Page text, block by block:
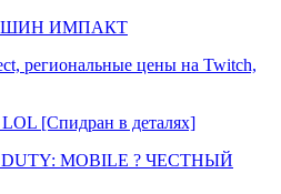
ИМПАКТ
региональные цены на Twitch,
[Спидран в деталях]
MOBILE ? ЧЕСТНЫЙ